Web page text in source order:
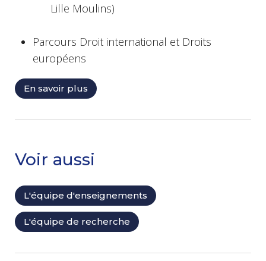
Lille Moulins)
Parcours Droit international et Droits
européens
En savoir plus
Voir aussi
L'équipe d'enseignements
L'équipe de recherche